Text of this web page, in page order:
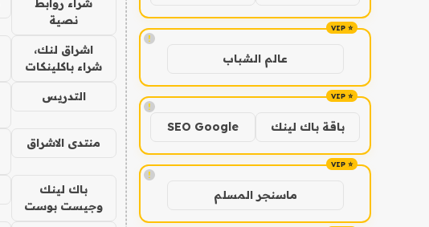
!
عالم الشباب
!
باقة باك لينك SEO Google
!
ماسنجر المسلم
نصية
اشراق لنك،
شراء باكلينكات
التدريس
منتدى الاشراق
باك لينك
وجيست بوست